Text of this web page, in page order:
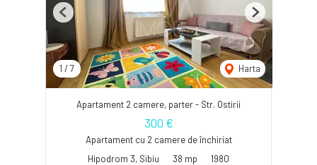
1 / 7 Harta
Previous Next
Apartament 2 camere, parter - Str. Ostirii
300 €
Apartament cu 2 camere de închiriat
Hipodrom 3, Sibiu
38 mp 1980